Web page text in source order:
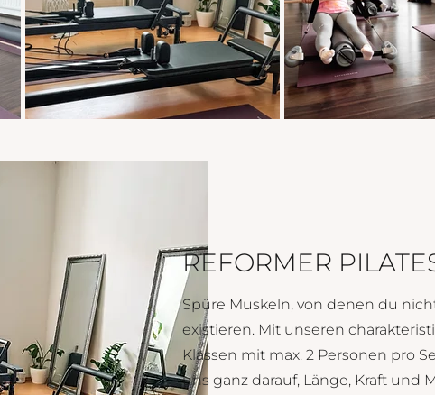
REFORMER
Spüre Muskeln, von denen du
existieren. Mit unseren
Klassen mit max. 2 Personen pro
uns ganz darauf, Länge, Kraft und